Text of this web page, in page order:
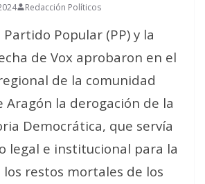
Redacción Políticos
Popular (PP) y la
de Vox aprobaron en el
de la comunidad
Aragón la derogación de la
Democrática, que servía
legal e institucional para la
los restos mortales de los